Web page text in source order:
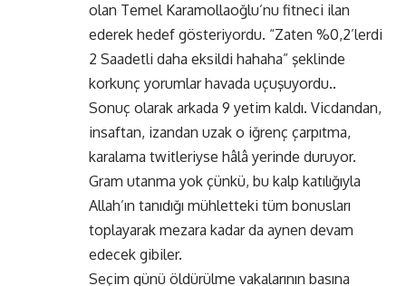
olan Temel Karamollaoğlu’nu fitneci ilan
ederek hedef gösteriyordu. “Zaten %0,2’lerdi
2 Saadetli daha eksildi hahaha” şeklinde
korkunç yorumlar havada uçuşuyordu..
Sonuç olarak arkada 9 yetim kaldı. Vicdandan,
insaftan, izandan uzak o iğrenç çarpıtma,
karalama twitleriyse hâlâ yerinde duruyor.
Gram utanma yok çünkü, bu kalp katılığıyla
Allah’ın tanıdığı mühletteki tüm bonusları
toplayarak mezara kadar da aynen devam
edecek gibiler.
Seçim günü öldürülme vakalarının basına